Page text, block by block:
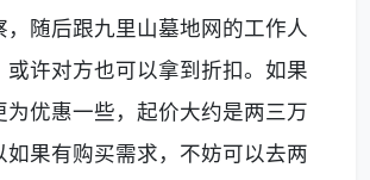
，随后跟九里山墓地网的工作人
或许对方也可以拿到折扣。如果
为优惠一些，起价大约是两三万
如果有购买需求，不妨可以去两